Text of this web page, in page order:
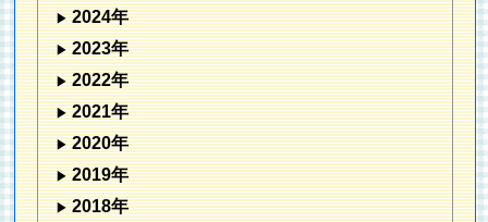
2024年
2023年
2022年
2021年
2020年
2019年
2018年